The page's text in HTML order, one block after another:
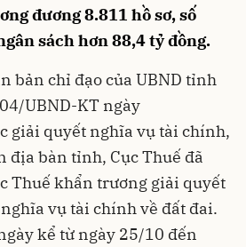
đương 8.811 hồ sơ, số
sách hơn 88,4 tỷ đồng.
bản chỉ đạo của UBND tỉnh
UBND-KT ngày
giải quyết nghĩa vụ tài chính,
địa bàn tỉnh, Cục Thuế đã
Thuế khẩn trương giải quyết
vụ tài chính về đất đai.
kể từ ngày 25/10 đến